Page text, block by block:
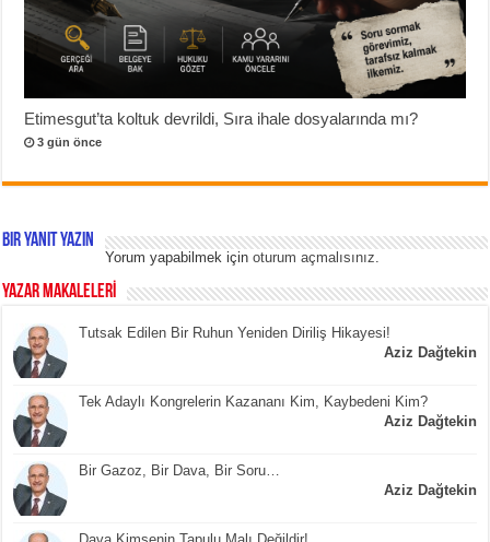
Etimesgut’ta koltuk devrildi, Sıra ihale dosyalarında mı?
3 gün önce
Bir yanıt yazın
Yorum yapabilmek içinoturum açmalısınız.
YAZAR MAKALELERİ
Tutsak Edilen Bir Ruhun Yeniden Diriliş Hikayesi!
Aziz Dağtekin
Tek Adaylı Kongrelerin Kazananı Kim, Kaybedeni Kim?
Aziz Dağtekin
Bir Gazoz, Bir Dava, Bir Soru…
Aziz Dağtekin